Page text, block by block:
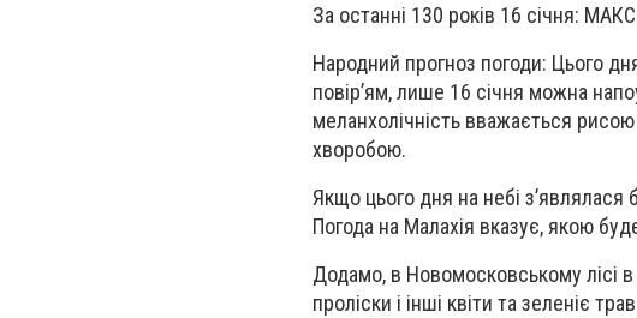
За останні 130 років 16 січня:
Народний прогноз погоди: Цього
повір’ям, лише 16 січня можна
меланхолічність вважається
хворобою.
Якщо цього дня на небі з’являлася
Погода на Малахія вказує, якою
Додамо, в Новомосковському лісі в
проліски і інші квіти та зеленіє